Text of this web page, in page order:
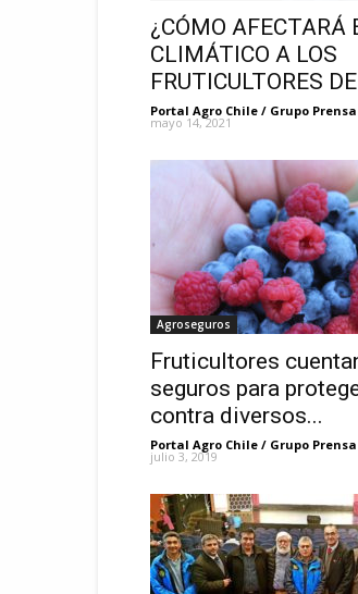
¿CÓMO AFECTARÁ
CLIMÁTICO A LOS
FRUTICULTORES
Portal Agro Chile / Grupo
mayo 14, 2021
Agroseguros
Fruticultores
seguros para
contra diversos...
Portal Agro Chile / Grupo
julio 3, 2019